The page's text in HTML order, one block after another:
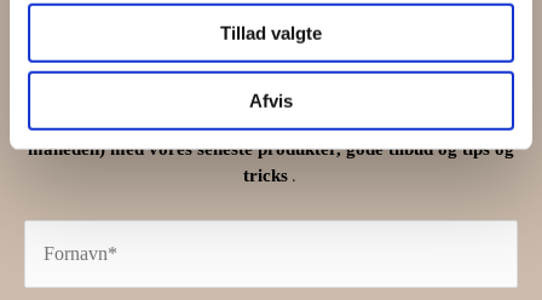
Tillad valgte
Afvis
på din næste ordre
måneden) med vores seneste produkter, gode tilbud og tips og
tricks .